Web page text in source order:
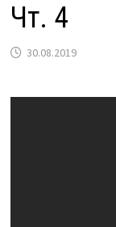
Чт. 4
30.08.2019